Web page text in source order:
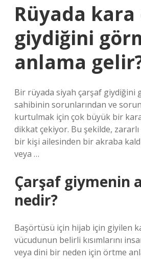
Rüyada
giydiğini
anlama
Bir rüyada siyah çarşaf giydiğini
sahibinin sorunlarından ve
kurtulmak için çok büyük bir
dikkat çekiyor. Bu şekilde, zararlı
bir kişi ailesinden bir akraba
veya …
Çarşaf giymenin
nedir?
Başörtüsü için hijab için giyilen
vücudunun belirli kısımlarını
veya dini bir neden için örtme